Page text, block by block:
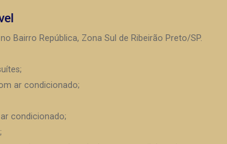
Bairro República, Zona Sul de Ribeirão Preto/SP.
ar condicionado;
condicionado;